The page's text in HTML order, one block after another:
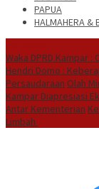
PAPUA
HALMAHERA &
Waka DPRD Kampar
Hendri Domo :
Persaudaraan Olah
Kampar Diapresiasi
Antar Kementerian
Limbah